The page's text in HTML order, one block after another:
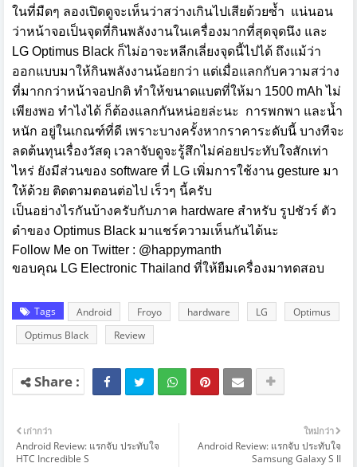
ในที่มืดๆ ลองเปิดดูจะเห็นว่าสว่างเกินไปเสียด้วยซ้ำ
แน่นอนว่าหน้าจอเป็นจุดที่กินพลังงานในเครื่องมากที่สุดจุดนึง
และ LG Optimus Black ก็ไม่อาจะหลีกเลี่ยงจุดนี้ไปได้ ถึง
แม้ว่าออกแบบมาให้กินพลังงานน้อยกว่า แต่เมื่อแลกกับความ
สว่างที่มากกว่าหน้าจอปกติ ทำให้ขนาดแบตที่ให้มา 1500
mAh ไม่เพียงพอ ทำไงได้ ก็ต้องแลกกันหน่อยล่ะนะการพกพา
และน้ำหนัก อยู่ในเกณฑ์ที่ดี เพราะบางครั้งหากราคาระดับนี้
บางทีจะลดต้นทุนเรื่องวัสดุ เวลาจับดูจะรู้สึกไม่ค่อยประทับใจ
สักเท่าไหร่ ยังมีส่วนของ software ที่ LG เพิ่มการใช้งาน
gesture มาให้ด้วย ติดตามตอนต่อไป เร็วๆ นี้ครับ
เป็นอย่างไรกันบ้างครับกับภาค hardware สำหรับ รูปชัวร์ ตัว
ดำของ Optimus Black มาแชร์ความเห็นกันได้นะ
Follow Me on Twitter : @happymanth
ขอบคุณ LG Electronic Thailand ที่ให้ยืมเครื่องมาทดสอบ
Tags Android Froyo hardware LG
Optimus
Optimus Black
Review
ใหม่กว่า
Android Review: แรกจับ ประทับใจ
Samsung Galaxy S II
เก่ากว่า
Android Review: แรกจับ ประทับใจ
HTC Incredible S